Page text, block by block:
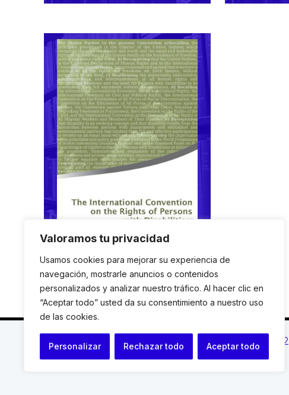
Valoramos tu privacidad
Usamos cookies para mejorar su experiencia de
navegación, mostrarle anuncios o contenidos
personalizados y analizar nuestro tráfico. Al hacer clic en
“Aceptar todo” usted da su consentimiento a nuestro uso
de las cookies.
Personalizar Rechazar todo Aceptar todo
C. Avinyó 44, 2n | 08002 Barcelona | T.: +34 93 119 03 72